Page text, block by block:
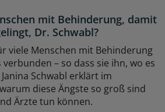
mit Behinderung, damit
Dr. Schwabl?
viele Menschen mit Behinderung
– so dass sie ihn, wo es
Schwabl erklärt im
diese Ängste so groß sind
Ärzte tun können.